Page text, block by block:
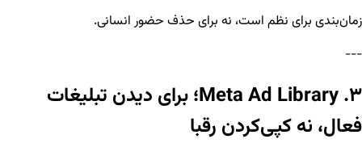
زمان‌بندی برای نظم است، نه برای حذف حضور انسانی.
---
۳. Meta Ad Library؛ برای دیدن تبلیغات
فعال، نه کپی‌کردن رقبا